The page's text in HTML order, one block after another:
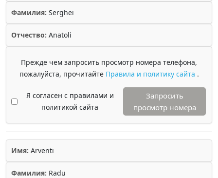
Фамилия: Serghei
Отчество: Anatoli
Прежде чем запросить просмотр номера телефона,
пожалуйста, прочитайте Правила и политику сайта .
Я согласен с правилами и
политикой сайта
Запросить
просмотр номера
Имя: Arventi
Фамилия: Radu